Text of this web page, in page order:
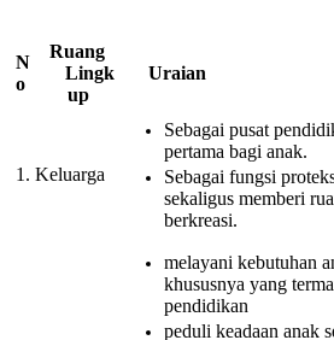
N
o
Ruang
Lingk
up
Uraian
1. Keluarga
Sebagai pusat
pertama bagi anak.
Sebagai fungsi
sekaligus memberi
berkreasi.
melayani kebutuhan
khususnya yang
pendidikan
peduli keadaan anak